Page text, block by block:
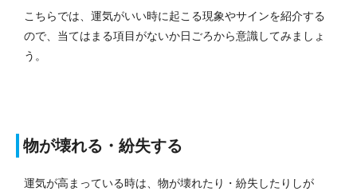
こちらでは、運気がいい時に起こる現象やサインを紹介する
ので、当てはまる項目がないか日ごろから意識してみましょ
う。
物が壊れる・紛失する
運気が高まっている時は、物が壊れたり・紛失したりしが